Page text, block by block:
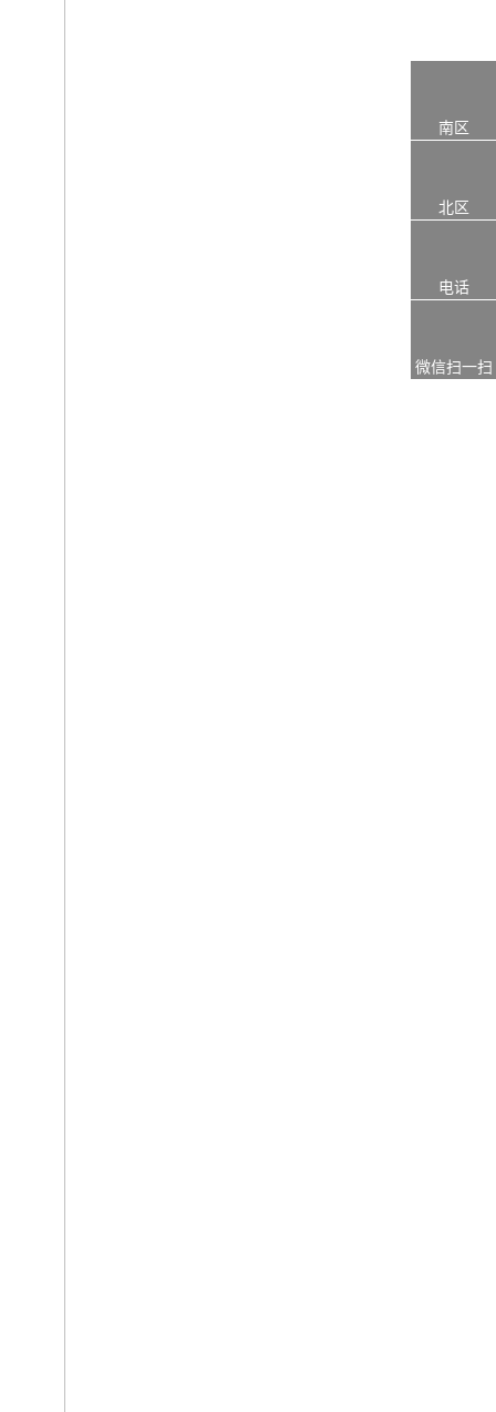
南区
北区
电话
微信扫一扫